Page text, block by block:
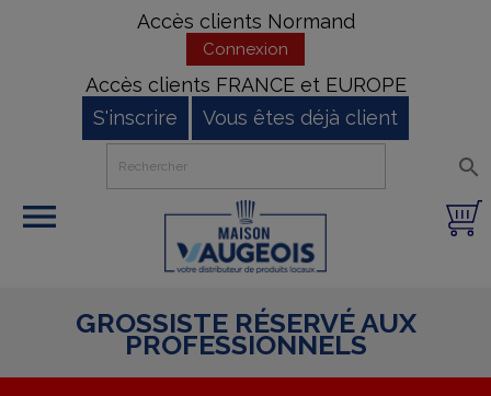
Accès clients Normand
Connexion
Accès clients FRANCE et EUROPE
S'inscrire
Vous êtes déjà client


GROSSISTE RÉSERVÉ AUX
PROFESSIONNELS